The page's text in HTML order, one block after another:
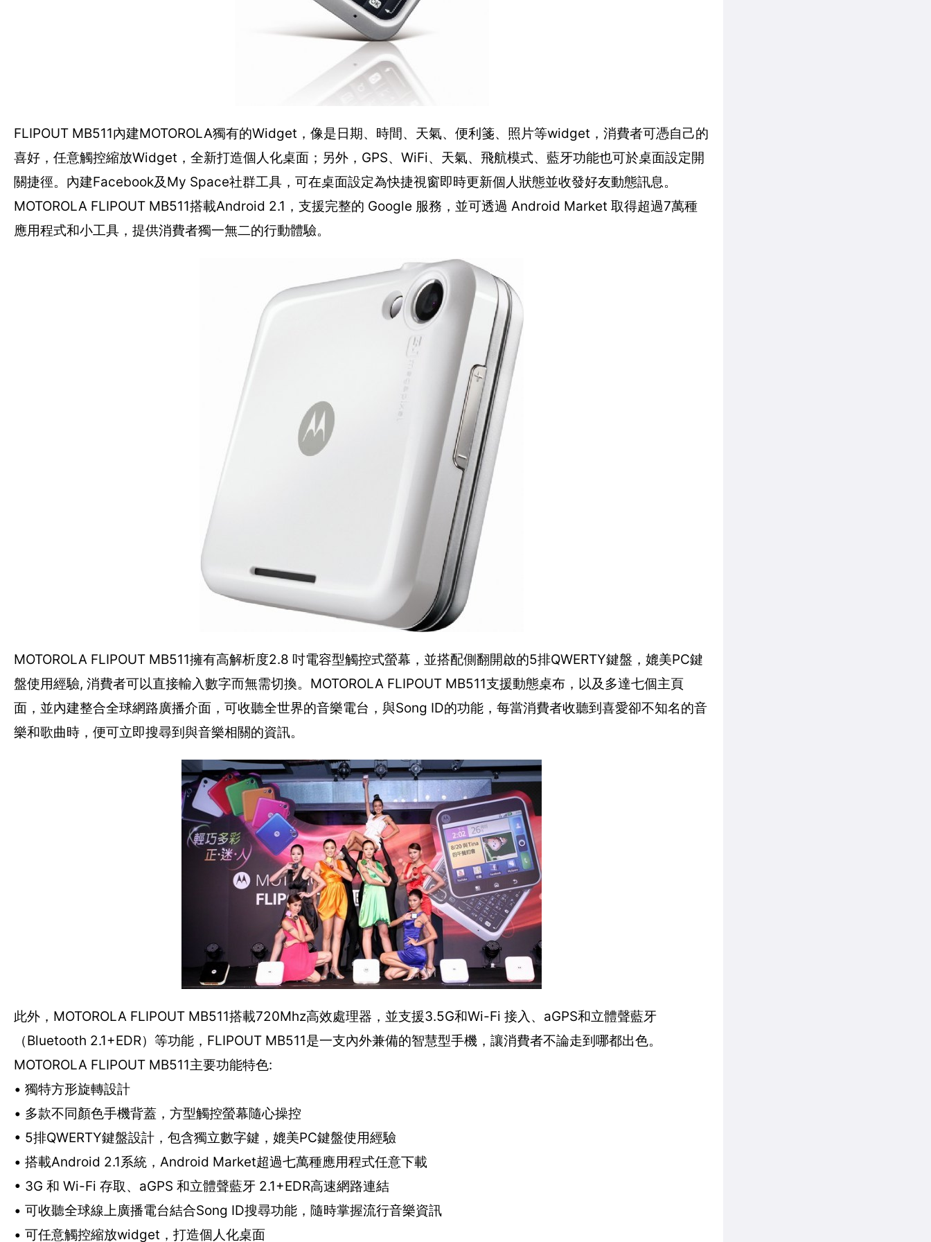
FLIPOUT MB511內建MOTOROLA獨有的Widget，像是日期、時間、天氣、便利箋、照片等widget，消費者可憑自己的
喜好，任意觸控縮放Widget，全新打造個人化桌面；另外，GPS、WiFi、天氣、飛航模式、藍牙功能也可於桌面設定開
關捷徑。內建Facebook及My Space社群工具，可在桌面設定為快捷視窗即時更新個人狀態並收發好友動態訊息。
MOTOROLA FLIPOUT MB511搭載Android 2.1，支援完整的 Google 服務，並可透過 Android Market 取得超過7萬種
應用程式和小工具，提供消費者獨一無二的行動體驗。
MOTOROLA FLIPOUT MB511擁有高解析度2.8 吋電容型觸控式螢幕，並搭配側翻開啟的5排QWERTY鍵盤，媲美PC鍵
盤使用經驗, 消費者可以直接輸入數字而無需切換。MOTOROLA FLIPOUT MB511支援動態桌布，以及多達七個主頁
面，並內建整合全球網路廣播介面，可收聽全世界的音樂電台，與Song ID的功能，每當消費者收聽到喜愛卻不知名的音
樂和歌曲時，便可立即搜尋到與音樂相關的資訊。
此外，MOTOROLA FLIPOUT MB511搭載720Mhz高效處理器，並支援3.5G和Wi-Fi 接入、aGPS和立體聲藍牙
（Bluetooth 2.1+EDR）等功能，FLIPOUT MB511是一支內外兼備的智慧型手機，讓消費者不論走到哪都出色。
MOTOROLA FLIPOUT MB511主要功能特色:
• 獨特方形旋轉設計
• 多款不同顏色手機背蓋，方型觸控螢幕隨心操控
• 5排QWERTY鍵盤設計，包含獨立數字鍵，媲美PC鍵盤使用經驗
• 搭載Android 2.1系統，Android Market超過七萬種應用程式任意下載
• 3G 和 Wi-Fi 存取、aGPS 和立體聲藍牙 2.1+EDR高速網路連結
• 可收聽全球線上廣播電台結合Song ID搜尋功能，隨時掌握流行音樂資訊
• 可任意觸控縮放widget，打造個人化桌面